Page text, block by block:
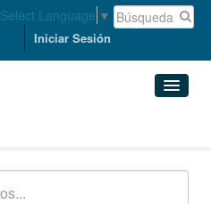
Select Language ▼
Iniciar Sesión